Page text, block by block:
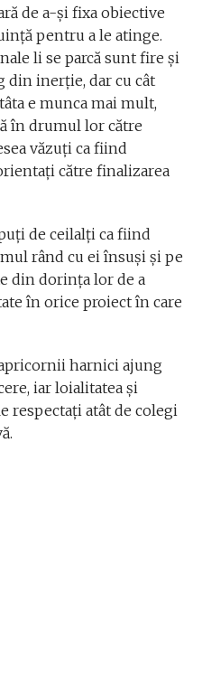
de a-și fixa obiective
pentru a le atinge.
li se parcă sunt fire și
din inerție, dar cu cât
e munca mai mult,
în drumul lor către
văzuți ca fiind
către finalizarea
de ceilalți ca fiind
rând cu ei însuși și pe
din dorința lor de a
în orice proiect în care
harnici ajung
iar loialitatea și
respectați atât de colegi